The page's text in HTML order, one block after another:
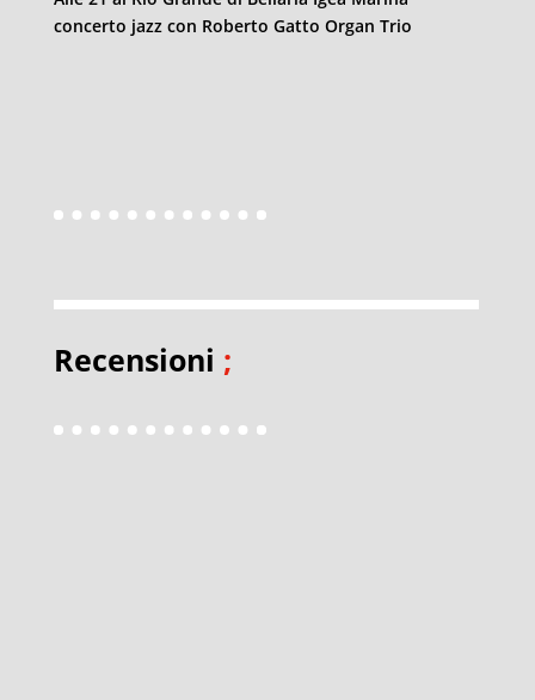
concerto jazz con Roberto Gatto Organ Trio
Recensioni ;